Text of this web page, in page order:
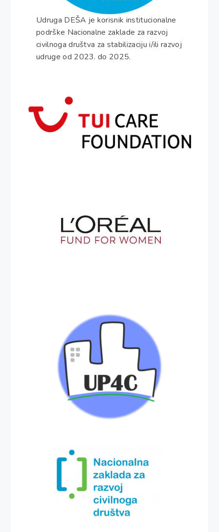
Udruga DEŠA je korisnik institucionalne
podrške Nacionalne zaklade za razvoj
civilnoga društva za stabilizaciju i/ili razvoj
udruge od 2023. do 2025.